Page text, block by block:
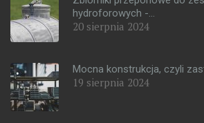
hydroforowych -...
20 sierpnia 2024
Mocna konstrukcja, czyli
19 sierpnia 2024